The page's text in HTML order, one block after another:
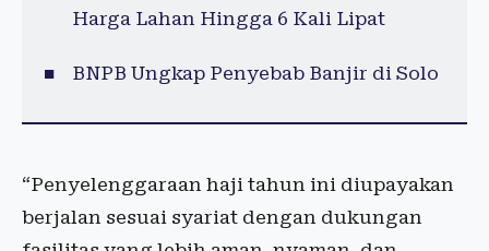
Harga Lahan Hingga 6 Kali Lipat
BNPB Ungkap Penyebab Banjir di Solo
“Penyelenggaraan haji tahun ini diupayakan
berjalan sesuai syariat dengan dukungan